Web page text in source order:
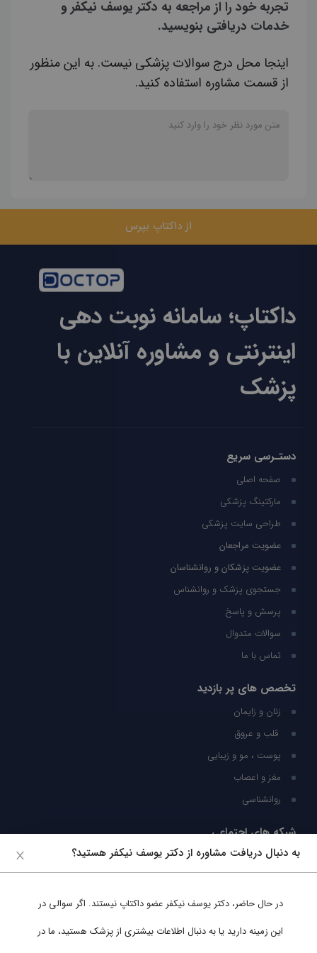
تجربه خود را از مراجعه به دکتر یوسف نیکفر و
خدمات دریافتی بنویسید.
اینجا محل درج سوالات پزشکی نیست. به این منظور
از قسمت مشاوره استفاده کنید.
از داکتاپ بپرس
داکتاپ؛ سامانه نوبت دهی
اینترنتی و مشاوره آنلاین با
پزشک
دستـرسی سریع
صفحه اصلی
مارکتینگ پزشکی
طراحی سایت پزشکی
عضویت مراجعان
عضویت پزشکان و روانشناسان
جستجوی پزشک و روانشناس
پرسش و پاسخ
سوالات متدوال
تماس با ما
تخصص های پر بازدید
زنان و زایمان
قلب و عروق
پوست ، مو و زیبایی
مغز و اعصاب
روانشناسی
شبکه های اجتماعی
ما را در شبکه های اجتماعی دنبال کنید
به دنبال دریافت مشاوره از دکتر یوسف نیکفر هستید؟
در حال حاضر، دکتر یوسف نیکفر عضو داکتاپ نیستند. اگر سوالی در
این زمینه دارید یا به دنبال اطلاعات بیشتری از پزشک هستید، ما در